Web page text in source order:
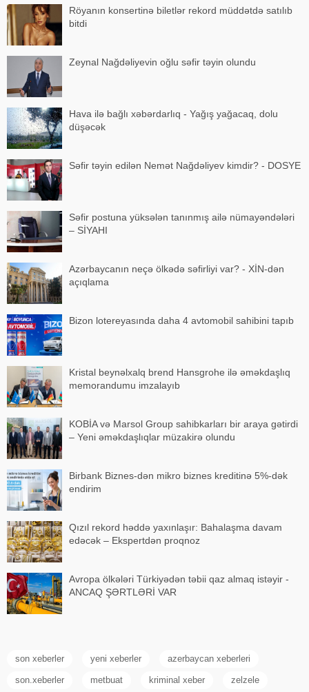
Röyanın konsertinə biletlər rekord müddətdə satılıb
bitdi
Zeynal Nağdəliyevin oğlu səfir təyin olundu
Hava ilə bağlı xəbərdarlıq - Yağış yağacaq, dolu
düşəcək
Səfir təyin edilən Nemət Nağdəliyev kimdir? - DOSYE
Səfir postuna yüksələn tanınmış ailə nümayəndələri
– SİYAHI
Azərbaycanın neçə ölkədə səfirliyi var? - XİN-dən
açıqlama
Bizon lotereyasında daha 4 avtomobil sahibini tapıb
Kristal beynəlxalq brend Hansgrohe ilə əməkdaşlıq
memorandumu imzalayıb
KOBİA və Marsol Group sahibkarları bir araya gətirdi
– Yeni əməkdaşlıqlar müzakirə olundu
Birbank Biznes-dən mikro biznes kreditinə 5%-dək
endirim
Qızıl rekord həddə yaxınlaşır: Bahalaşma davam
edəcək – Ekspertdən proqnoz
Avropa ölkələri Türkiyədən təbii qaz almaq istəyir -
ANCAQ ŞƏRTLƏRİ VAR
son xeberler yeni xeberler azerbaycan xeberleri
son.xeberler metbuat kriminal xeber zelzele